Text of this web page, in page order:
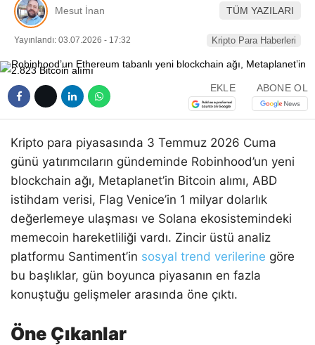
Mesut İnan TÜM YAZILARI
Yayınlandı: 03.07.2026 - 17:32 Kripto Para Haberleri
EKLE ABONE OL
Kripto para piyasasında 3 Temmuz 2026 Cuma
günü yatırımcıların gündeminde Robinhood’un yeni
blockchain ağı, Metaplanet’in Bitcoin alımı, ABD
istihdam verisi, Flag Venice’in 1 milyar dolarlık
değerlemeye ulaşması ve Solana ekosistemindeki
memecoin hareketliliği vardı. Zincir üstü analiz
platformu Santiment’in sosyal trend verilerine göre
bu başlıklar, gün boyunca piyasanın en fazla
konuştuğu gelişmeler arasında öne çıktı.
Öne Çıkanlar